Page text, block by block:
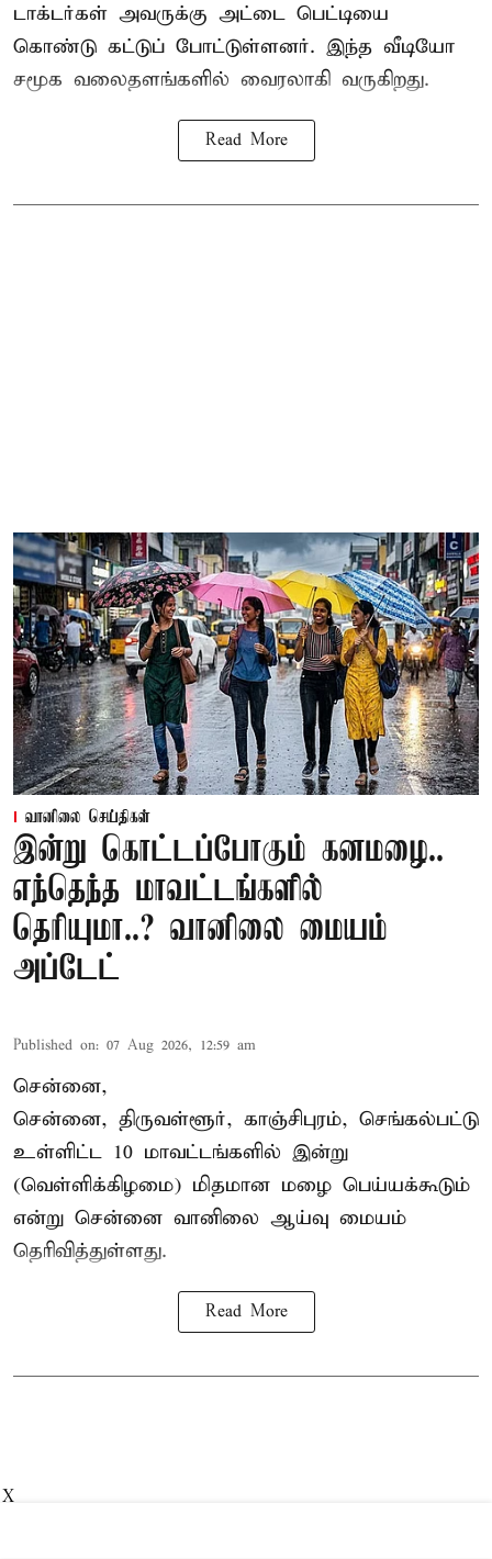
டாக்டர்கள் அவருக்கு அட்டை பெட்டியை
கொண்டு கட்டுப் போட்டுள்ளனர். இந்த வீடியோ
சமூக வலைதளங்களில் வைரலாகி வருகிறது.
Read More
வானிலை செய்திகள்
இன்று கொட்டப்போகும் கனமழை..
எந்தெந்த மாவட்டங்களில்
தெரியுமா..? வானிலை மையம்
அப்டேட்
Published on: 07 Aug 2026, 12:59 am
சென்னை,
சென்னை, திருவள்ளூர், காஞ்சிபுரம், செங்கல்பட்டு
உள்ளிட்ட 10 மாவட்டங்களில் இன்று
(வெள்ளிக்கிழமை) மிதமான மழை பெய்யக்கூடும்
என்று சென்னை வானிலை ஆய்வு மையம்
தெரிவித்துள்ளது.
Read More
X